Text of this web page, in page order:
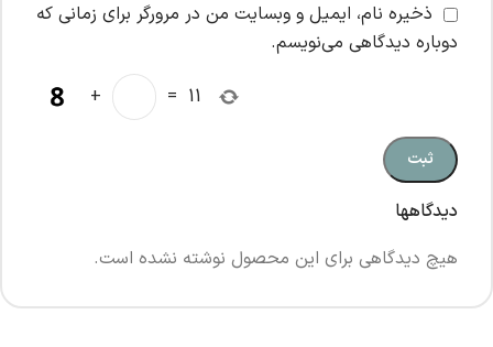
دیدگاهها
هیچ دیدگاهی برای این محصول نوشته نشده است.
ذخیره نام، ایمیل و وبسایت من در مرورگر برای زمانی که
دوباره دیدگاهی می‌نویسم.
+ = 11